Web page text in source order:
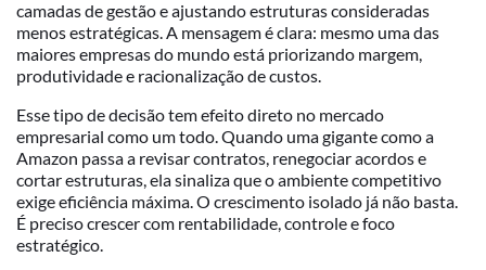
camadas de gestão e ajustando estruturas consideradas
menos estratégicas. A mensagem é clara: mesmo uma das
maiores empresas do mundo está priorizando margem,
produtividade e racionalização de custos.
Esse tipo de decisão tem efeito direto no mercado
empresarial como um todo. Quando uma gigante como a
Amazon passa a revisar contratos, renegociar acordos e
cortar estruturas, ela sinaliza que o ambiente competitivo
exige eficiência máxima. O crescimento isolado já não basta.
É preciso crescer com rentabilidade, controle e foco
estratégico.